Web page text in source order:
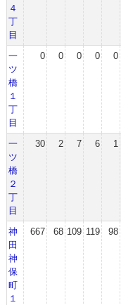
４
丁
目
一
ツ
橋
１
丁
目
0 0 0 0 0
一
ツ
橋
２
丁
目
30 2 7 6 1
神
田
神
保
町
１
667 68 109 119 98